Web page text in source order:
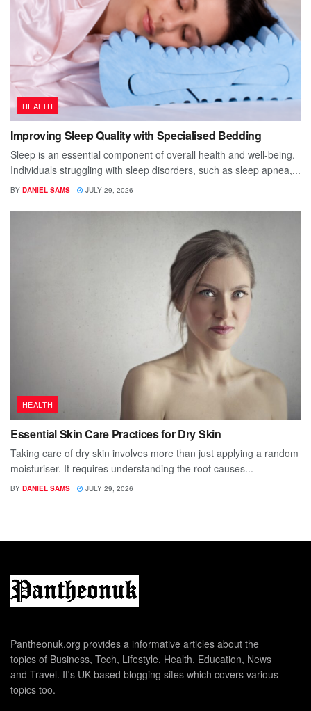
HEALTH
Improving Sleep Quality with Specialised Bedding
Sleep is an essential component of overall health and well-being.
Individuals struggling with sleep disorders, such as sleep apnea,...
BY DANIEL SAMS JULY 29, 2026
HEALTH
Essential Skin Care Practices for Dry Skin
Taking care of dry skin involves more than just applying a random
moisturiser. It requires understanding the root causes...
BY DANIEL SAMS JULY 29, 2026
Pantheonuk.org provides a informative articles about the
topics of Business, Tech, Lifestyle, Health, Education, News
and Travel. It's UK based blogging sites which covers various
topics too.